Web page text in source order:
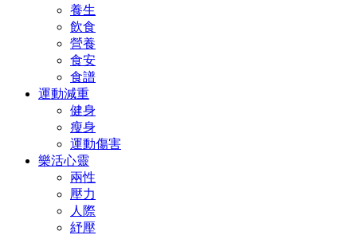
養生
飲食
營養
食安
食譜
運動減重
健身
瘦身
運動傷害
樂活心靈
兩性
壓力
人際
紓壓